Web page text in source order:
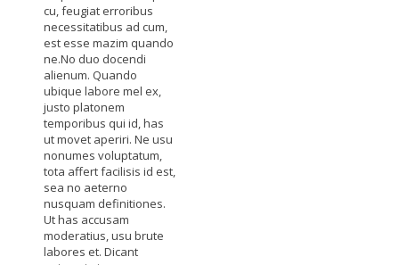
cu, feugiat erroribus
necessitatibus ad cum,
est esse mazim quando
ne.No duo docendi
alienum. Quando
ubique labore mel ex,
justo platonem
temporibus qui id, has
ut movet aperiri. Ne usu
nonumes voluptatum,
tota affert facilisis id est,
sea no aeterno
nusquam definitiones.
Ut has accusam
moderatius, usu brute
labores et. Dicant